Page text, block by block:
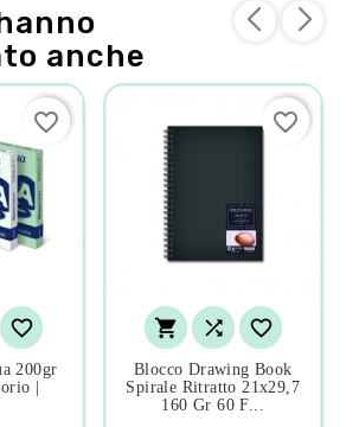
anche

200gr
|
favorite_border
  
Blocco Drawing Book
Spirale Ritratto 21x29,7
160 Gr 60 F...
favorite_border